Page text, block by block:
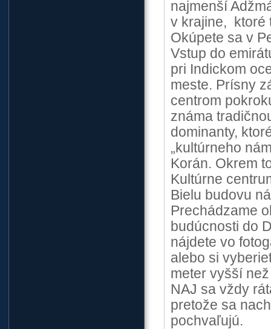
najmenší
v krajine, ktoré
Okúpete sa v
Vstup do
pri Indickom
meste. Prísny
centrom
známa
dominanty,
„kultúrneho
Korán. Okrem
Kultúrne
Bielu budovu
Prechádzame
budúcnosti do
nájdete vo
alebo si
meter vyšší
NAJ sa vždy
pretože sa
pochvaľujú.